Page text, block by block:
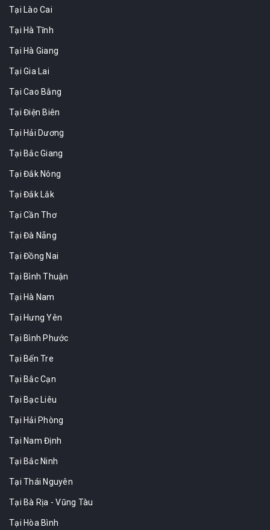
Tại Lào Cai
Tại Hà Tĩnh
Tại Hà Giang
Tại Gia Lai
Tại Cao Bằng
Tại Điện Biên
Tại Hải Dương
Tại Bắc Giang
Tại Đắk Nông
Tại Đắk Lắk
Tại Cần Thơ
Tại Đà Nẵng
Tại Đồng Nai
Tại Bình Thuận
Tại Hà Nam
Tại Hưng Yên
Tại Bình Phước
Tại Bến Tre
Tại Bắc Cạn
Tại Bạc Liêu
Tại Hải Phòng
Tại Nam Định
Tại Bắc Ninh
Tại Thái Nguyên
Tại Bà Rịa - Vũng Tàu
Tại Hòa Bình